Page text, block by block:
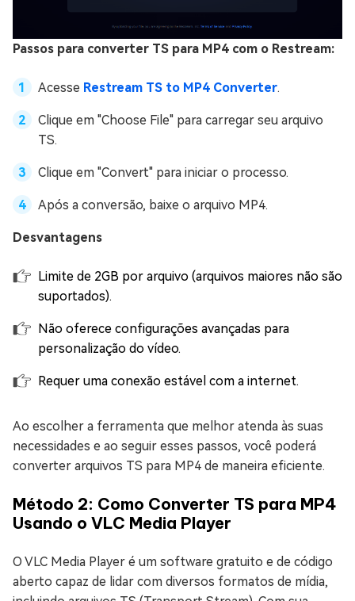
Passos para converter TS para MP4 com o Restream:
Acesse Restream TS to MP4 Converter.
Clique em "Choose File" para carregar seu arquivo
TS.
Clique em "Convert" para iniciar o processo.
Após a conversão, baixe o arquivo MP4.
Desvantagens
Limite de 2GB por arquivo (arquivos maiores não são
suportados).
Não oferece configurações avançadas para
personalização do vídeo.
Requer uma conexão estável com a internet.
Ao escolher a ferramenta que melhor atenda às suas
necessidades e ao seguir esses passos, você poderá
converter arquivos TS para MP4 de maneira eficiente.
Método 2: Como Converter TS para MP4
Usando o VLC Media Player
O VLC Media Player é um software gratuito e de código
aberto capaz de lidar com diversos formatos de mídia,